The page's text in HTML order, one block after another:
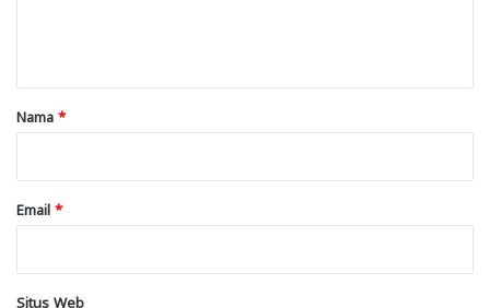
rNama *
Email *
Situs Web